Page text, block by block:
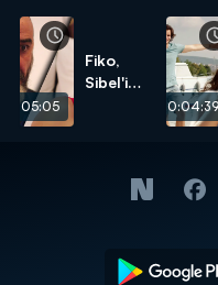
Fiko,
Sibel'i
00:04:39